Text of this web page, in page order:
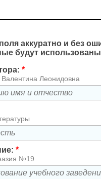
аккуратно и без
будут
*
Леонидовна
*
№19